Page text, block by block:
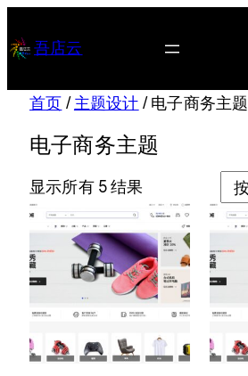
至 吾店云
首页 /主题设计 / 电子商务主题
电子商务主题
显示所有 5 结果
最
新
内
容
序